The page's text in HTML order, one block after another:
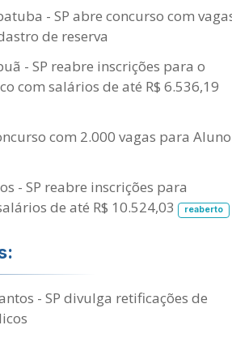
- SP abre concurso com
de reserva
- SP reabre inscrições para o
com salários de até R$ 6.536,19
com 2.000 vagas para
- SP reabre inscrições para
de até R$ 10.524,03
reaberto
- SP divulga retificações de